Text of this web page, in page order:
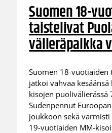
Suomen 18-
taistelivat
välieräpaikka
Suomen 18-
jatkoi vahvaa
kisojen puolivälierässä
Sudenpennut
joukkoon sekä
19-vuotiaiden MM-